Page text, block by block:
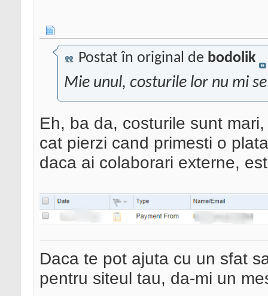
Postat în original de bodolik
Mie unul, costurile lor nu mi
Eh, ba da, costurile sunt
cat pierzi cand primesti o
daca ai colaborari externe,
Daca te pot ajuta cu un sfat
pentru siteul tau, da-mi un